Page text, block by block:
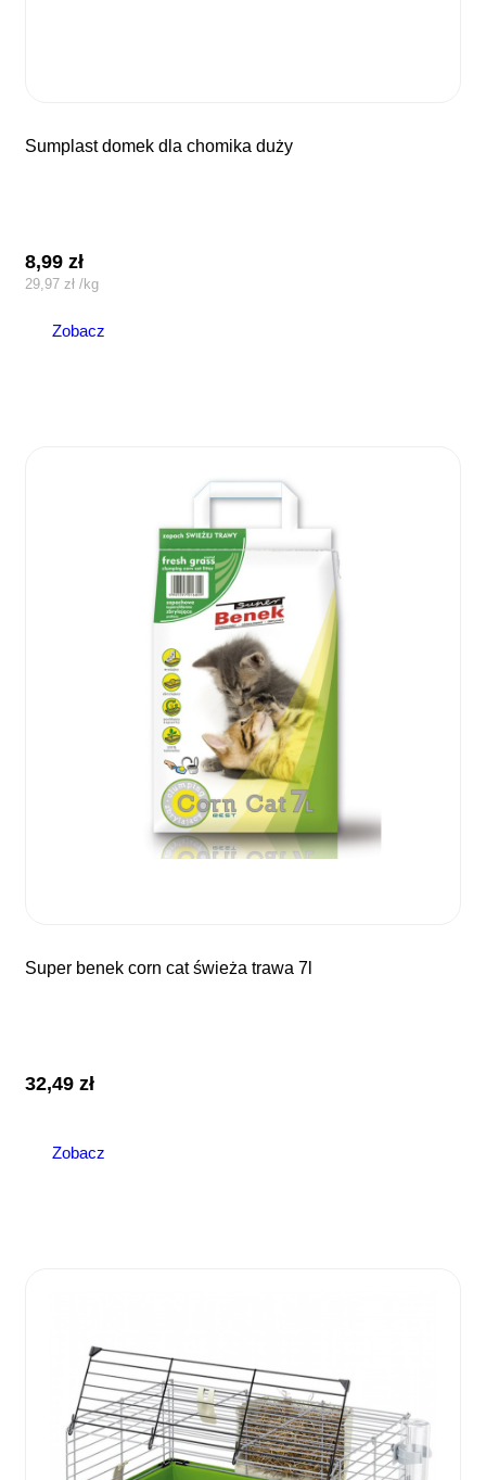
sumplast domek dla chomika duży
8,99zł
29,97 zł /kg
Zobacz
super benek corn cat świeża trawa 7l
32,49zł
Zobacz